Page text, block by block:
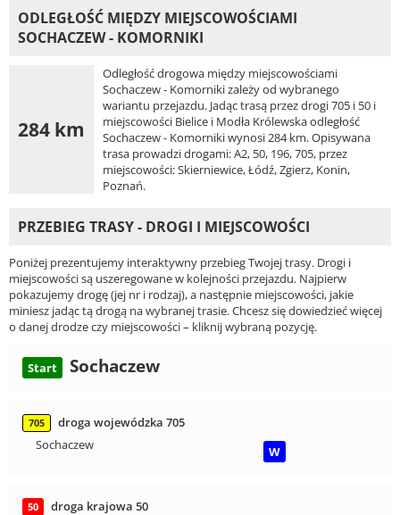
ODLEGŁOŚĆ MIĘDZY MIEJSCOWOŚCIAMI
SOCHACZEW - KOMORNIKI
284 km
Odległość drogowa między miejscowościami
Sochaczew - Komorniki zależy od wybranego
wariantu przejazdu. Jadąc trasą przez drogi 705 i 50 i
miejscowości Bielice i Modła Królewska odległość
Sochaczew - Komorniki wynosi 284 km. Opisywana
trasa prowadzi drogami: A2, 50, 196, 705, przez
miejscowości: Skierniewice, Łódź, Zgierz, Konin,
Poznań.
PRZEBIEG TRASY - DROGI I MIEJSCOWOŚCI
Poniżej prezentujemy interaktywny przebieg Twojej trasy. Drogi i
miejscowości są uszeregowane w kolejności przejazdu. Najpierw
pokazujemy drogę (jej nr i rodzaj), a następnie miejscowości, jakie
miniesz jadąc tą drogą na wybranej trasie. Chcesz się dowiedzieć więcej
o danej drodze czy miejscowości – kliknij wybraną pozycję.
Start Sochaczew
705
droga wojewódzka 705
Sochaczew
W
50
droga krajowa 50